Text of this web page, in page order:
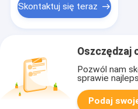
Skontaktuj się teraz
Oszczędzaj
Pozwól nam
sprawie
Podaj